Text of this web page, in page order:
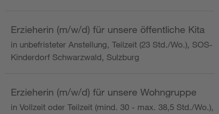
Erzieherin (m/w/d) für unsere öffentliche Kita
in unbefristeter Anstellung, Teilzeit (23 Std./Wo.), SOS-
Kinderdorf Schwarzwald, Sulzburg
Erzieherin (m/w/d) für unsere Wohngruppe
in Vollzeit oder Teilzeit (mind. 30 - max. 38,5 Std./Wo.),